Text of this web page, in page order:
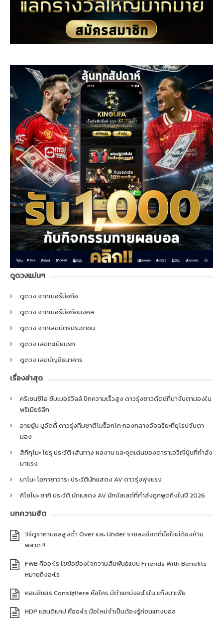
ดูดวงแม่นๆ
ดูดวง จากเบอร์มือถือ
ดูดวง จากเบอร์มือถือมงคล
ดูดวง จากเลขบัตรประชาชน
ดูดวง เลขทะเบียนรถ
ดูดวง เลขบัญชีธนาคาร
เรื่องล่าสุด
คริเซนซิโอ ซัมเมอร์วิลล์ ปีกความเร็วสูง ดาวรุ่งชาวดัตช์ที่น่าจับตามองใน
พรีเมียร์ลีก
อายยู้บ บูอัดดี้ ดาวรุ่งทีมชาติโมร็อกโก กองกลางอัจฉริยะที่ยุโรปจับตา
มอง
สึกิกุโมะ โยรุ ประวัติ เส้นทาง ผลงาน และจุดเด่นของดาราเอวีญี่ปุ่นที่กำลัง
มาแรง
นาโนะ โอกาซาวาระ ประวัตินักแสดง AV ดาวรุ่งพุ่งแรง
คิโยโนะ ซากิ ประวัติ นักแสดง AV นักบัลเลต์ที่กำลังถูกพูดถึงในปี 2026
บทความฮิต
วิธีดูราคาบอลสูงต่ำ Over และ Under รายละเอียดที่มือใหม่ต้องห้าม
พลาด !!
FWB คืออะไร ไขข้อข้องใจความสัมพันธ์แบบ Friends With Benefits
หมายถึงอะไร
คอนซีเยเร Consigliere คือใคร มีตำแหน่งอะไรใน แก๊งมาเฟีย
HDP แฮนดิแคป คืออะไร มือใหม่จำเป็นต้องรู้ก่อนแทงบอล